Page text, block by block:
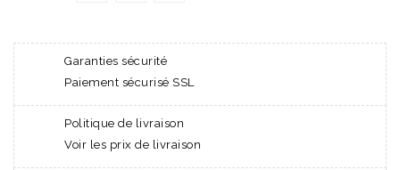
Garanties sécurité
Paiement sécurisé SSL
Politique de livraison
Voir les prix de livraison